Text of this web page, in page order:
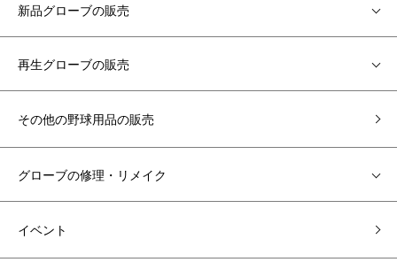
新品グローブの販売
再生グローブの販売
その他の野球用品の販売
グローブの修理・リメイク
イベント